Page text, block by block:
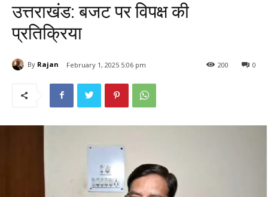
उत्तराखंड: बजट पर विपक्ष की
प्रतिक्रिया
By Rajan February 1, 2025 5:06 pm 0
200